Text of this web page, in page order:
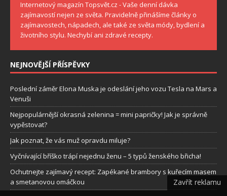
Internetový magazín Topsvět.cz - Vaše denní dávka
zajímavostí nejen ze světa. Pravidelně přinášíme články o
zajímavostech, nápadech, ale také ze světa módy, bydlení a
životního stylu. Nechybí ani zdravé recepty.
NEJNOVĚJŠÍ PŘÍSPĚVKY
Poslední záměr Elona Muska je odeslání jeho vozu Tesla na Mars a
Venuši
Nejpopulárnější okrasná zelenina = mini papričky! Jak je správně
vypěstovat?
Jak poznat, že vás muž opravdu miluje?
Vyčnívající bříško trápí nejednu ženu – 5 typů ženského břicha!
Ochutnejte zajímavý recept: Zapékané brambory s kuřecím masem
a smetanovou omáčkou
Zavřít reklamu